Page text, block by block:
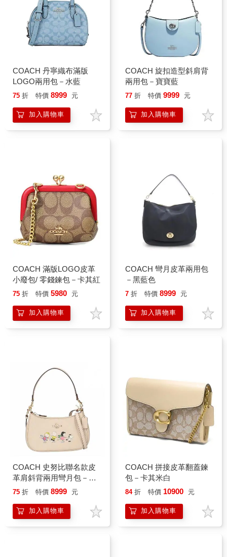
COACH 丹寧織布滿版
LOGO兩用包－水藍
75 折 特價 8999 元
加入購物車
COACH 旋扣造型斜肩背
兩用包－寶寶藍
77 折 特價 9999 元
加入購物車
COACH 滿版LOGO皮革
小廢包/ 零錢鍊包－卡其紅
75 折 特價 5980 元
加入購物車
COACH 彎月皮革兩用包
－黑藍色
7 折 特價 8999 元
加入購物車
COACH 史努比聯名款皮
革肩斜背兩用彎月包－米
白
75 折 特價 8999 元
加入購物車
COACH 拼接皮革翻蓋鍊
包－卡其米白
84 折 特價 10900 元
加入購物車